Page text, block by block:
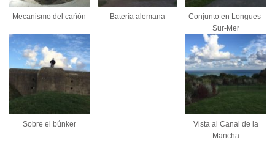
Mecanismo del cañón Batería alemana
Conjunto en Longues-
Sur-Mer
Sobre el búnker
Vista al Canal de la
Mancha